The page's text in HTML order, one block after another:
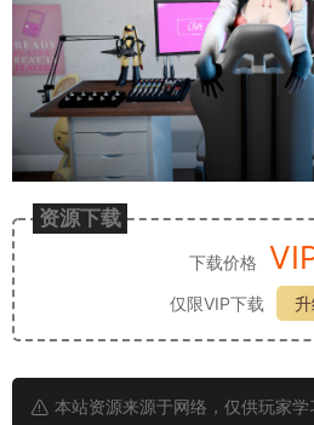
资源下载
下载价格
仅限VIP下载
本站资源来源于网络，仅供玩家